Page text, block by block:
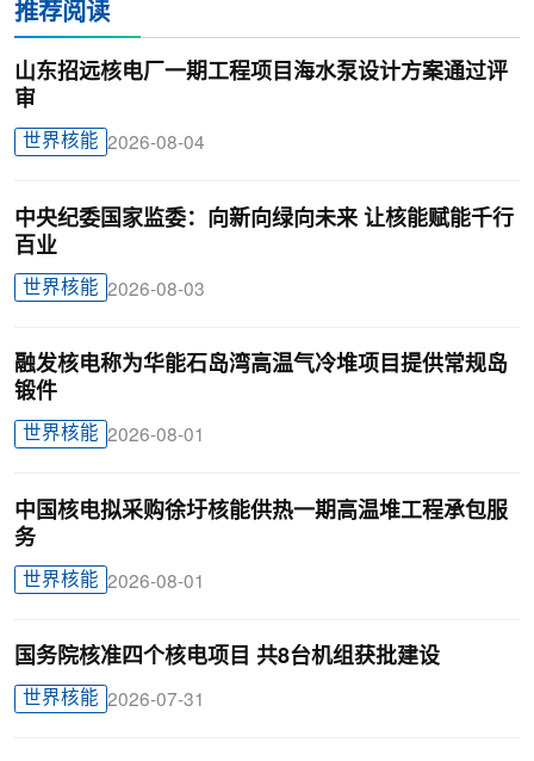
推荐阅读
山东招远核电厂一期工程项目海水泵设计方案通过评
审
世界核能 2026-08-04
中央纪委国家监委：向新向绿向未来 让核能赋能千行
百业
世界核能 2026-08-03
融发核电称为华能石岛湾高温气冷堆项目提供常规岛
锻件
世界核能 2026-08-01
中国核电拟采购徐圩核能供热一期高温堆工程承包服
务
世界核能 2026-08-01
国务院核准四个核电项目 共8台机组获批建设
世界核能 2026-07-31